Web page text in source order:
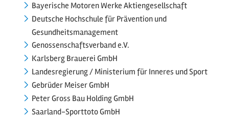
Bayerische Motoren Werke Aktiengesellschaft
Deutsche Hochschule für Prävention und
Gesundheitsmanagement
Genossenschaftsverband e.V.
Karlsberg Brauerei GmbH
Landesregierung / Ministerium für Inneres und Sport
Gebrüder Meiser GmbH
Peter Gross Bau Holding GmbH
Saarland-Sporttoto GmbH